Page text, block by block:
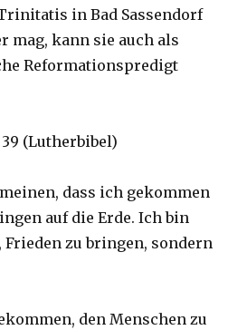
in Bad Sassendorf
mag, kann sie auch als
Reformationspredigt
(Lutherbibel)
dass ich gekommen
auf die Erde. Ich bin
zu bringen, sondern
den Menschen zu